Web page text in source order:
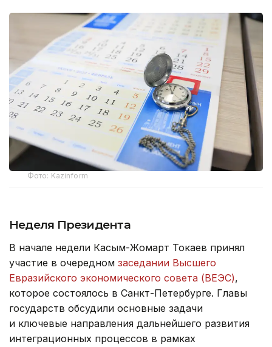
Фото: Kazinform
Неделя Президента
В начале недели Касым-Жомарт Токаев принял
участие в очередном заседании Высшего
Евразийского экономического совета (ВЕЭС),
которое состоялось в Санкт-Петербурге. Главы
государств обсудили основные задачи
и ключевые направления дальнейшего развития
интеграционных процессов в рамках